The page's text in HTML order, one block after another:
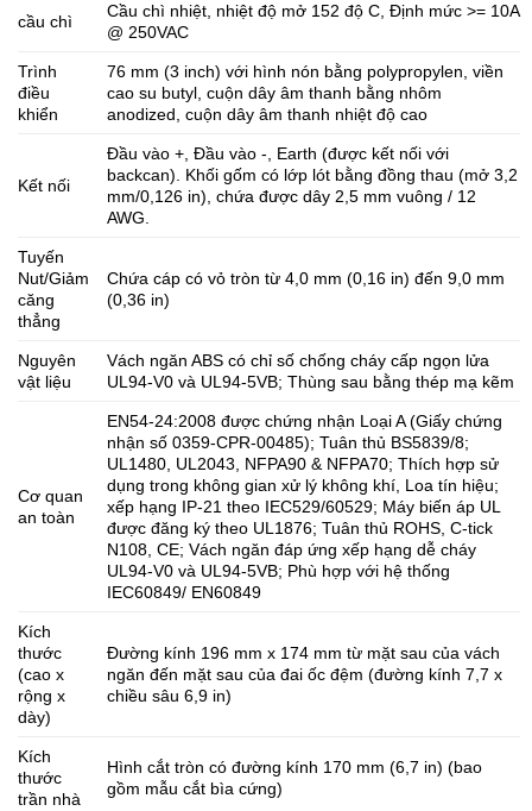
cầu chì
Cầu chì nhiệt, nhiệt độ mở 152 độ C, Định mức >= 10A
@ 250VAC
Trình
điều
khiển
76 mm (3 inch) với hình nón bằng polypropylen, viền
cao su butyl, cuộn dây âm thanh bằng nhôm
anodized, cuộn dây âm thanh nhiệt độ cao
Kết nối
Đầu vào +, Đầu vào -, Earth (được kết nối với
backcan). Khối gốm có lớp lót bằng đồng thau (mở 3,2
mm/0,126 in), chứa được dây 2,5 mm vuông / 12
AWG.
Tuyến
Nut/Giảm
căng
thẳng
Chứa cáp có vỏ tròn từ 4,0 mm (0,16 in) đến 9,0 mm
(0,36 in)
Nguyên
vật liệu
Vách ngăn ABS có chỉ số chống cháy cấp ngọn lửa
UL94-V0 và UL94-5VB; Thùng sau bằng thép mạ kẽm
Cơ quan
an toàn
EN54-24:2008 được chứng nhận Loại A (Giấy chứng
nhận số 0359-CPR-00485); Tuân thủ BS5839/8;
UL1480, UL2043, NFPA90 & NFPA70; Thích hợp sử
dụng trong không gian xử lý không khí, Loa tín hiệu;
xếp hạng IP-21 theo IEC529/60529; Máy biến áp UL
được đăng ký theo UL1876; Tuân thủ ROHS, C-tick
N108, CE; Vách ngăn đáp ứng xếp hạng dễ cháy
UL94-V0 và UL94-5VB; Phù hợp với hệ thống
IEC60849/ EN60849
Kích
thước
(cao x
rộng x
dày)
Đường kính 196 mm x 174 mm từ mặt sau của vách
ngăn đến mặt sau của đai ốc đệm (đường kính 7,7 x
chiều sâu 6,9 in)
Kích
thước
trần nhà
Hình cắt tròn có đường kính 170 mm (6,7 in) (bao
gồm mẫu cắt bìa cứng)